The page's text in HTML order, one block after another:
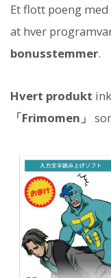
Et flott poeng med
at hver
bonusstemmer.
Hvert produkt
「Frimomen」